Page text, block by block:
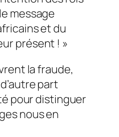
message
et du
présent ! »
la fraude,
part
pour distinguer
nous en